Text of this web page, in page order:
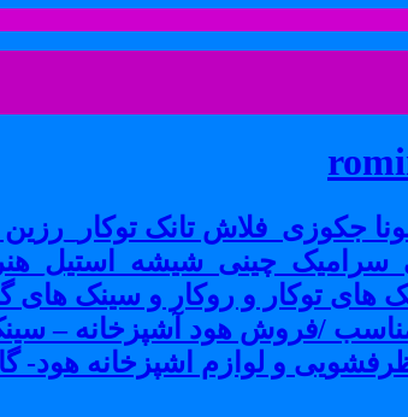
تانک توکار_رزین
توکار و روکار و سینک های
/فروش هود آشپزخانه –
و لوازم اشپزخانه هود-